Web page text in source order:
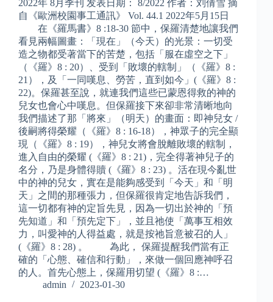
2022年 8月季刊 发表日期： 8/2022 作者：刘倩雪 摘
自《歐洲校園事工通訊》 Vol. 44.1 2022年5月15日
在《羅馬書》8 :18-30 節中，保羅清楚地讓我們
看見兩幅圖畫：「現在」（今天）的光景：一切受
造之物都受著當下的苦楚，包括「服在虛空之下」
（《羅》8 : 20）、受到「敗壞的轄制」（《羅》8 :
21），及「一同嘆息、勞苦，直到如今」(《羅》8 :
22)。保羅甚至說，就連我們這些已蒙恩得救的神的
兒女也會心中嘆息。但保羅接下來卻非常清晰地向
我們描述了那「將來」（明天）的畫面：即神兒女 /
後嗣將得榮耀（《羅》8 : 16-18），神眾子的完全顯
現（《羅》8 : 19），神兒女將會脫離敗壞的轄制，
進入自由的榮耀 (《羅》8 : 21)，完全得著神兒子的
名分，乃是身體得贖 (《羅》8 : 23) 。活在現今亂世
中的神的兒女，實在是能夠感受到「今天」和「明
天」之間的那種張力，但保羅很肯定地告訴我們，
這一切都有神的定旨先見，因為一切出於神的「預
先知道」和「預先定下」，並且祂使「萬事互相效
力，叫愛神的人得益處，就是按祂旨意被召的人」
(《羅》8 : 28) 。 為此， 保羅提醒我們當有正
確的「心態、確信和行動」，來做一個回應神呼召
的人。首先心態上，保羅用切望 (《羅》8 :…
admin
2023-01-30